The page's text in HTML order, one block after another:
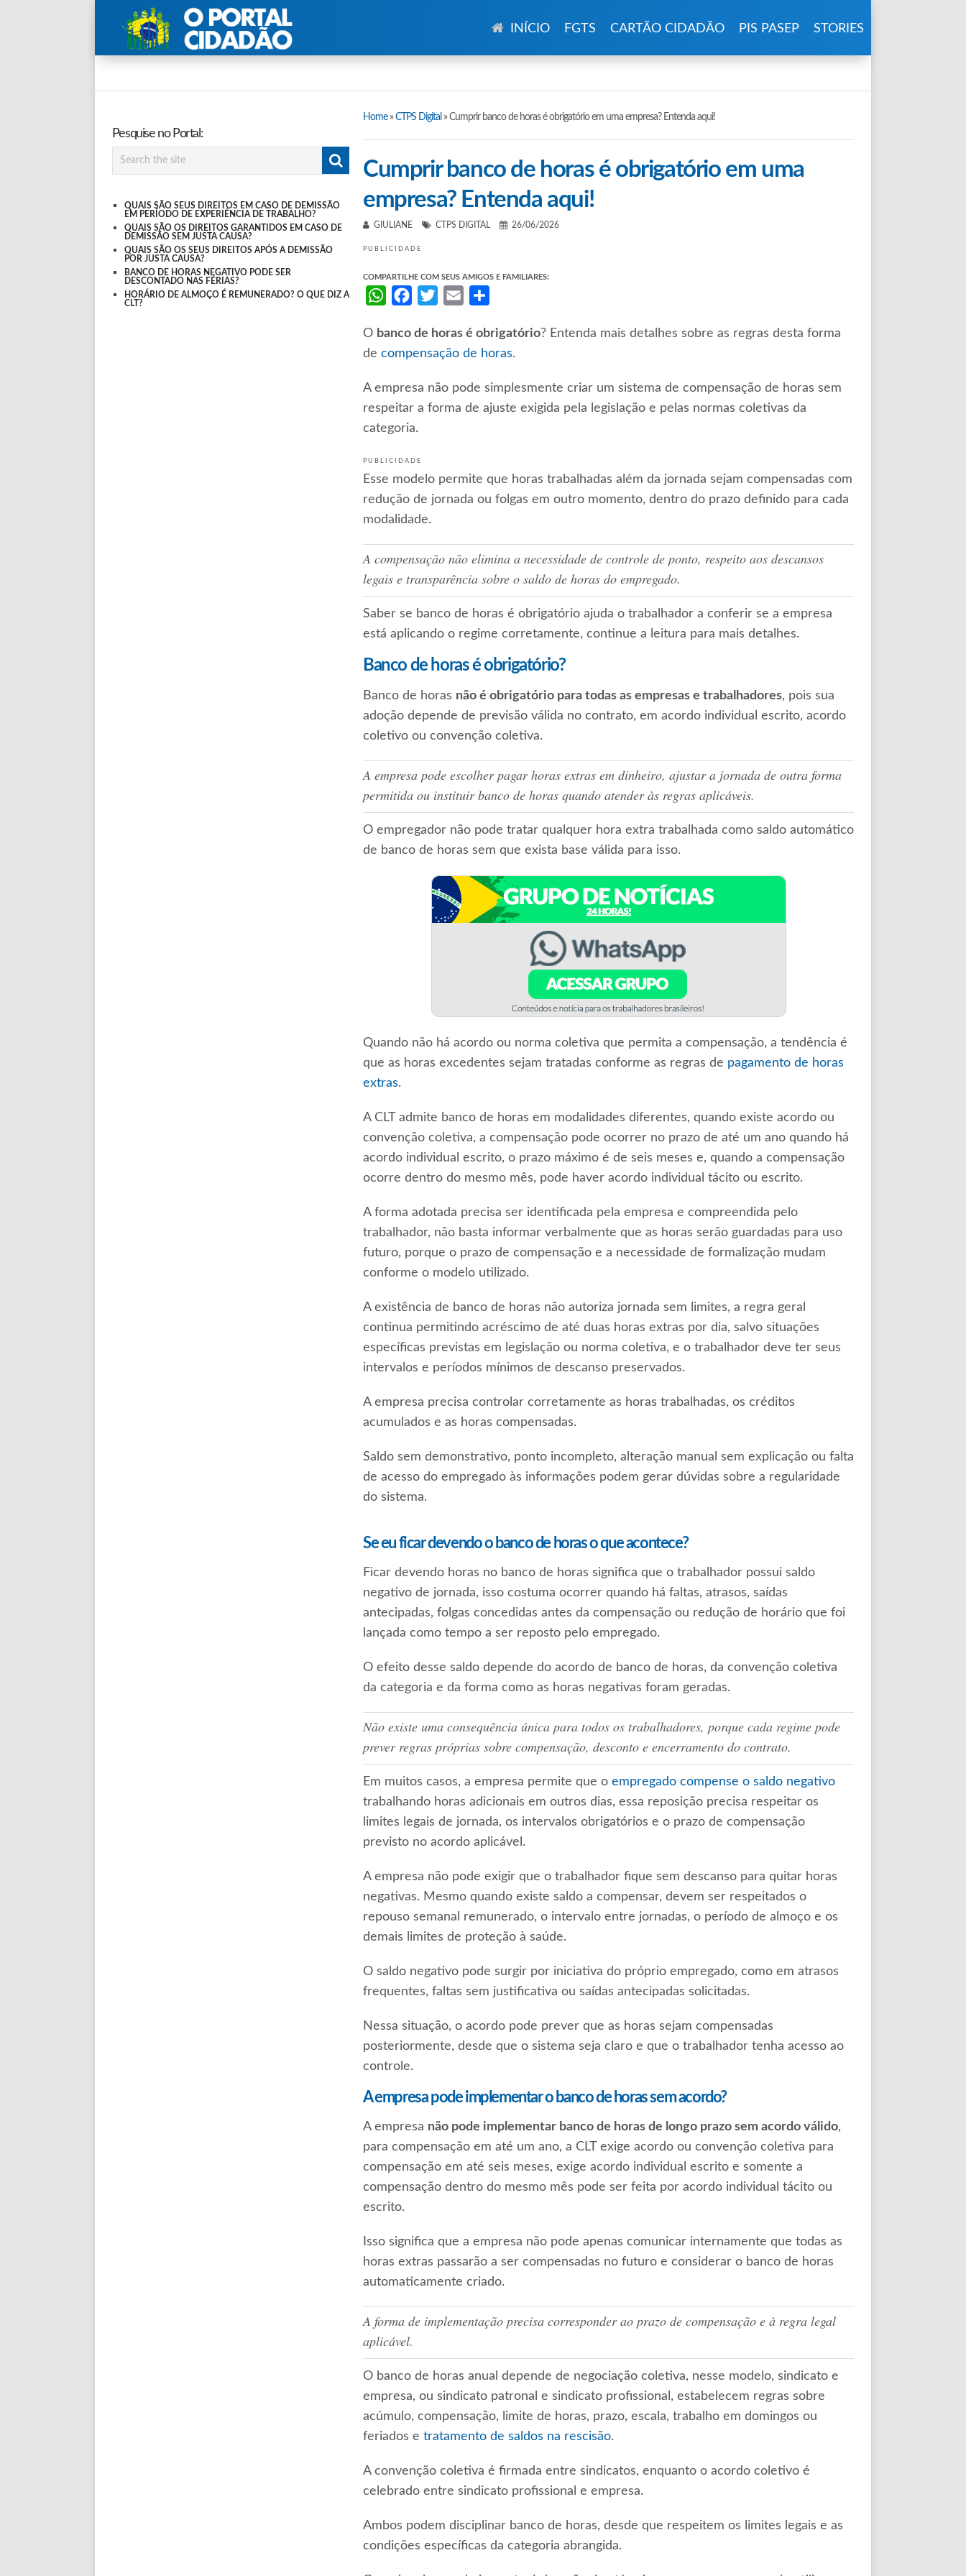
INÍCIO FGTS CARTÃO CIDADÃO PIS PASEP STORIES
Pesquise no Portal:
QUAIS SÃO SEUS DIREITOS EM CASO DE DEMISSÃO
EM PERÍODO DE EXPERIÊNCIA DE TRABALHO?
QUAIS SÃO OS DIREITOS GARANTIDOS EM CASO DE
DEMISSÃO SEM JUSTA CAUSA?
QUAIS SÃO OS SEUS DIREITOS APÓS A DEMISSÃO
POR JUSTA CAUSA?
BANCO DE HORAS NEGATIVO PODE SER
DESCONTADO NAS FÉRIAS?
HORÁRIO DE ALMOÇO É REMUNERADO? O QUE DIZ A
CLT?
Home»CTPS Digital »Cumprir banco de horas é obrigatório em uma empresa? Entenda aqui!
Cumprir banco de horas é obrigatório em uma
empresa? Entenda aqui!
GIULIANE CTPS DIGITAL 26/06/2026
PUBLICIDADE
COMPARTILHE COM SEUS AMIGOS E FAMILIARES:
WhatsAppFacebook
TwitterEmail
O banco de horas é obrigatório? Entenda mais detalhes sobre as regras desta forma
de compensação de horas.
A empresa não pode simplesmente criar um sistema de compensação de horas sem
respeitar a forma de ajuste exigida pela legislação e pelas normas coletivas da
categoria.
PUBLICIDADE
Esse modelo permite que horas trabalhadas além da jornada sejam compensadas com
redução de jornada ou folgas em outro momento, dentro do prazo definido para cada
modalidade.
A compensação não elimina a necessidade de controle de ponto, respeito aos descansos
legais e transparência sobre o saldo de horas do empregado.
Saber se banco de horas é obrigatório ajuda o trabalhador a conferir se a empresa
está aplicando o regime corretamente, continue a leitura para mais detalhes.
Banco de horas é obrigatório?
Banco de horas não é obrigatório para todas as empresas e trabalhadores, pois sua
adoção depende de previsão válida no contrato, em acordo individual escrito, acordo
coletivo ou convenção coletiva.
A empresa pode escolher pagar horas extras em dinheiro, ajustar a jornada de outra forma
permitida ou instituir banco de horas quando atender às regras aplicáveis.
O empregador não pode tratar qualquer hora extra trabalhada como saldo automático
de banco de horas sem que exista base válida para isso.
Quando não há acordo ou norma coletiva que permita a compensação, a tendência é
que as horas excedentes sejam tratadas conforme as regras de pagamento de horas
extras.
A CLT admite banco de horas em modalidades diferentes, quando existe acordo ou
convenção coletiva, a compensação pode ocorrer no prazo de até um ano quando há
acordo individual escrito, o prazo máximo é de seis meses e, quando a compensação
ocorre dentro do mesmo mês, pode haver acordo individual tácito ou escrito.
A forma adotada precisa ser identificada pela empresa e compreendida pelo
trabalhador, não basta informar verbalmente que as horas serão guardadas para uso
futuro, porque o prazo de compensação e a necessidade de formalização mudam
conforme o modelo utilizado.
A existência de banco de horas não autoriza jornada sem limites, a regra geral
continua permitindo acréscimo de até duas horas extras por dia, salvo situações
específicas previstas em legislação ou norma coletiva, e o trabalhador deve ter seus
intervalos e períodos mínimos de descanso preservados.
A empresa precisa controlar corretamente as horas trabalhadas, os créditos
acumulados e as horas compensadas.
Saldo sem demonstrativo, ponto incompleto, alteração manual sem explicação ou falta
de acesso do empregado às informações podem gerar dúvidas sobre a regularidade
do sistema.
Se eu ficar devendo o banco de horas o que acontece?
Ficar devendo horas no banco de horas significa que o trabalhador possui saldo
negativo de jornada, isso costuma ocorrer quando há faltas, atrasos, saídas
antecipadas, folgas concedidas antes da compensação ou redução de horário que foi
lançada como tempo a ser reposto pelo empregado.
O efeito desse saldo depende do acordo de banco de horas, da convenção coletiva
da categoria e da forma como as horas negativas foram geradas.
Não existe uma consequência única para todos os trabalhadores, porque cada regime pode
prever regras próprias sobre compensação, desconto e encerramento do contrato.
Em muitos casos, a empresa permite que o empregado compense o saldo negativo
trabalhando horas adicionais em outros dias, essa reposição precisa respeitar os
limites legais de jornada, os intervalos obrigatórios e o prazo de compensação
previsto no acordo aplicável.
A empresa não pode exigir que o trabalhador fique sem descanso para quitar horas
negativas. Mesmo quando existe saldo a compensar, devem ser respeitados o
repouso semanal remunerado, o intervalo entre jornadas, o período de almoço e os
demais limites de proteção à saúde.
O saldo negativo pode surgir por iniciativa do próprio empregado, como em atrasos
frequentes, faltas sem justificativa ou saídas antecipadas solicitadas.
Nessa situação, o acordo pode prever que as horas sejam compensadas
posteriormente, desde que o sistema seja claro e que o trabalhador tenha acesso ao
controle.
A empresa pode implementar o banco de horas sem acordo?
A empresa não pode implementar banco de horas de longo prazo sem acordo válido,
para compensação em até um ano, a CLT exige acordo ou convenção coletiva para
compensação em até seis meses, exige acordo individual escrito e somente a
compensação dentro do mesmo mês pode ser feita por acordo individual tácito ou
escrito.
Isso significa que a empresa não pode apenas comunicar internamente que todas as
horas extras passarão a ser compensadas no futuro e considerar o banco de horas
automaticamente criado.
A forma de implementação precisa corresponder ao prazo de compensação e à regra legal
aplicável.
O banco de horas anual depende de negociação coletiva, nesse modelo, sindicato e
empresa, ou sindicato patronal e sindicato profissional, estabelecem regras sobre
acúmulo, compensação, limite de horas, prazo, escala, trabalho em domingos ou
feriados e tratamento de saldos na rescisão.
A convenção coletiva é firmada entre sindicatos, enquanto o acordo coletivo é
celebrado entre sindicato profissional e empresa.
Ambos podem disciplinar banco de horas, desde que respeitem os limites legais e as
condições específicas da categoria abrangida.